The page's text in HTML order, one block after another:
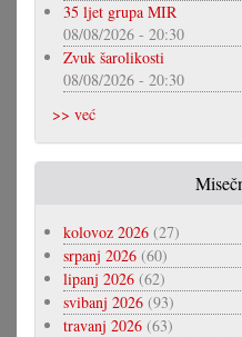
35 ljet grupa MIR
08/08/2026 - 20:30
Zvuk šarolikosti
08/08/2026 - 20:30
>> već
kolovoz 2026 (27)
srpanj 2026 (60)
lipanj 2026 (62)
svibanj 2026 (93)
travanj 2026 (63)